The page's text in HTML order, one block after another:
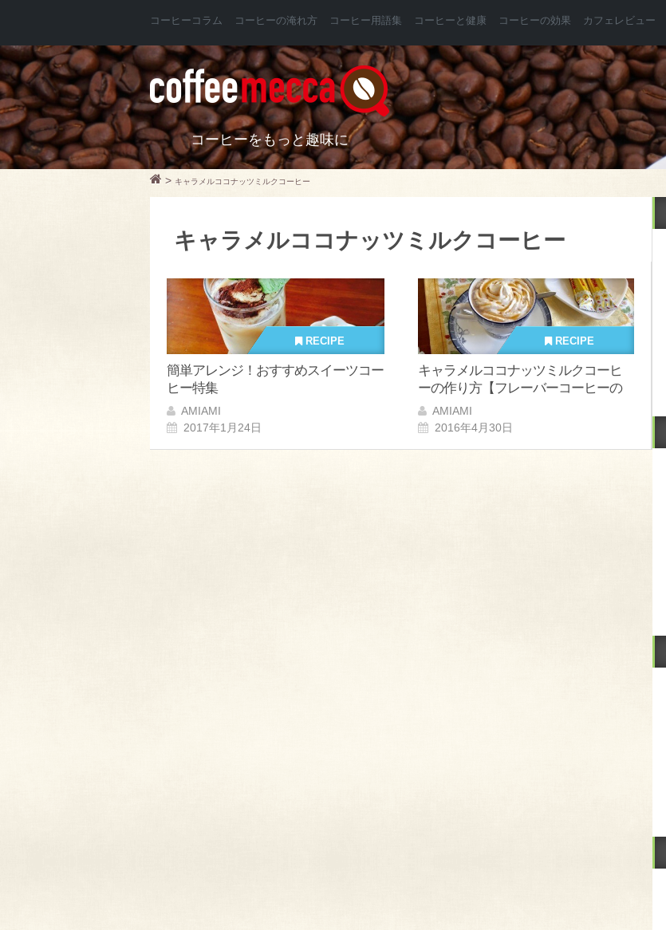
コーヒーコラム コーヒーの淹れ方 コーヒー用語集 コーヒーと健康 コーヒーの効果 カフェレビュー
コーヒーをもっと趣味に
> キャラメルココナッツミルクコーヒー
キャラメルココナッツミルクコーヒー
RECIPE
簡単アレンジ！おすすめスイーツコー
ヒー特集
AMIAMI
2017年1月24日
RECIPE
キャラメルココナッツミルクコーヒ
ーの作り方【フレーバーコーヒーの
レシピ】
AMIAMI
2016年4月30日